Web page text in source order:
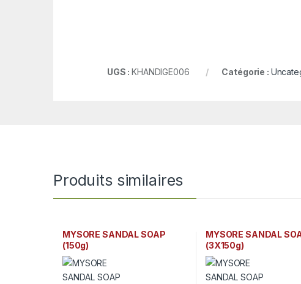
UGS :KHANDIGE006 Catégorie :
Produits similaires
MYSORE SANDAL SOAP
(150g)
MYSORE SANDAL
(3X150g)